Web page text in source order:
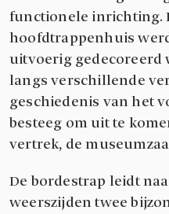
functionele inrichting.
hoofdtrappenhuis
uitvoerig gedecoreerd
langs verschillende
geschiedenis van het
besteeg om uit te
vertrek, de
De bordestrap leidt
weerszijden twee